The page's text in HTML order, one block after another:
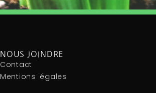
NOUS JOINDRE
Contact
Mentions légales